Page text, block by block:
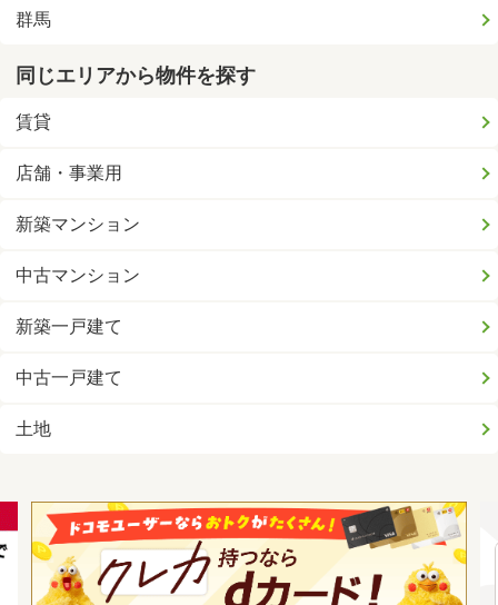
群馬
同じエリアから物件を探す
賃貸
店舗・事業用
新築マンション
中古マンション
新築一戸建て
中古一戸建て
土地